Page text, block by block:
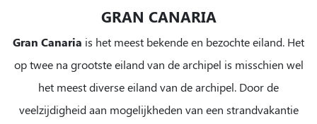
GRAN CANARIA
Gran Canaria is het meest bekende en bezochte eiland. Het
op twee na grootste eiland van de archipel is misschien wel
het meest diverse eiland van de archipel. Door de
veelzijdigheid aan mogelijkheden van een strandvakantie